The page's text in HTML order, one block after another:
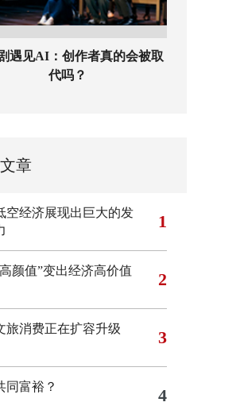
遇见AI：创作者真的会被取
代吗？
章
空经济展现出巨大的发
1
颜值”变出经济高价值 2
旅消费正在扩容升级 3
同富裕？ 4